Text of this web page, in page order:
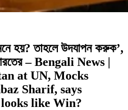
হয়? তাহলে উদযাপন করুক’,
– Bengali News |
at UN, Mocks
Sharif, says
like Win?